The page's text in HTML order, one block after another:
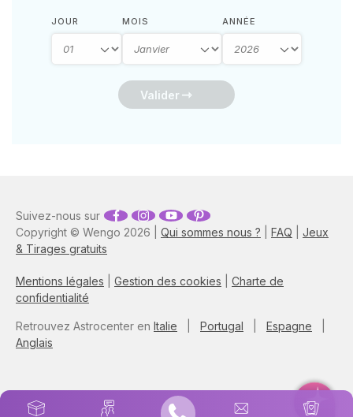
JOUR MOIS ANNÉE
Valider
Copyright © Wengo 2026 | Qui sommes nous ? FAQ
Jeux
& Tirages gratuits
Mentions légales Gestion des cookies
Charte de
confidentialité
Suivez-nous sur
Retrouvez Astrocenter en Italie Portugal Espagne
Anglais